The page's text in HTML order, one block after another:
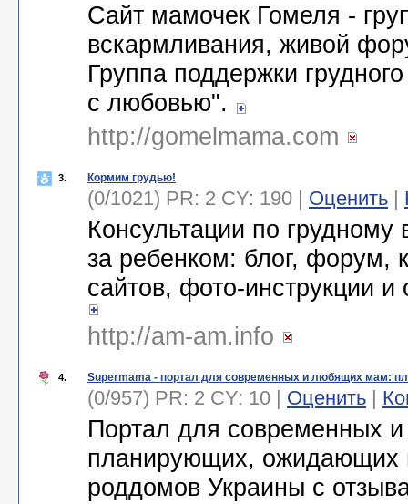
Сайт мамочек Гомеля -
вскармливания, живой
Группа поддержки
с любовью".
http://gomelmama.com
3. Кормим грудью!
(0/1021) PR: 2 CY: 190 | Оценить |
Консультации по
за ребенком: блог, форум,
сайтов, фото-инструкции
http://am-am.info
4. Supermama - портал для современных и любящих мам:
(0/957) PR: 2 CY: 10 | Оценить |
Портал для современных
планирующих, ожидающих
роддомов Украины с